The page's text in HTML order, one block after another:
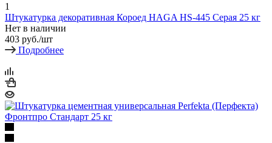
1
Штукатурка декоративная Короед HAGA HS-445 Серая 25 кг
Нет в наличии
403 руб./шт
Подробнее